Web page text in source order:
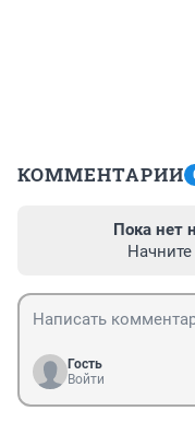
КОММЕНТАРИИ
Пока нет
Гость
Войти